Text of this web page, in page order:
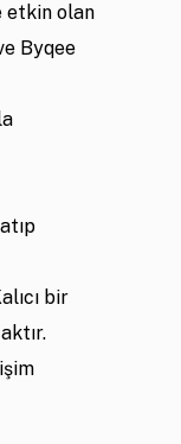
etkin olan
Byqee
bir